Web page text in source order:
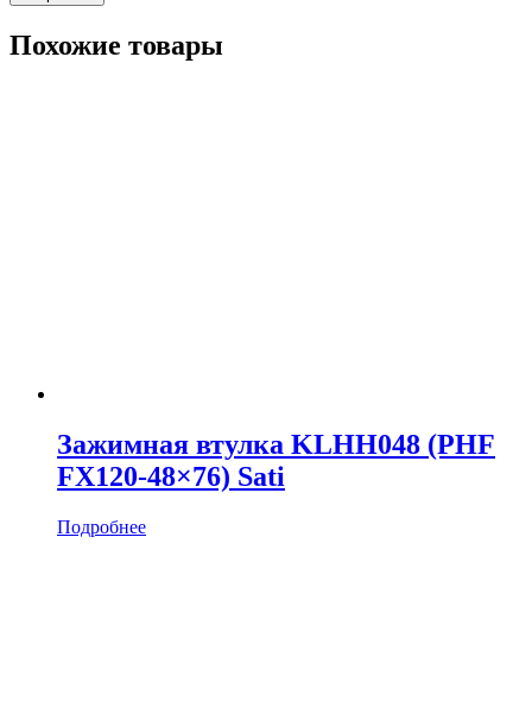
Похожие товары
Зажимная втулка KLHH048 (PHF
FX120-48×76) Sati
Подробнее